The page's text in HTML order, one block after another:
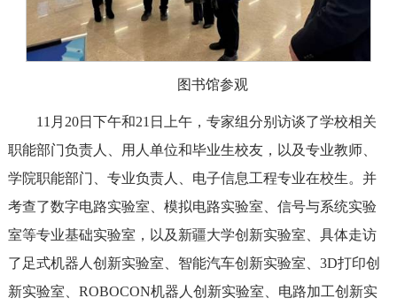
图书馆参观
11月20日下午和21日上午，专家组分别访谈了学校相关
职能部门负责人、用人单位和毕业生校友，以及专业教师、
学院职能部门、专业负责人、电子信息工程专业在校生。并
考查了数字电路实验室、模拟电路实验室、信号与系统实验
室等专业基础实验室，以及新疆大学创新实验室、具体走访
了足式机器人创新实验室、智能汽车创新实验室、3D打印创
新实验室、ROBOCON机器人创新实验室、电路加工创新实